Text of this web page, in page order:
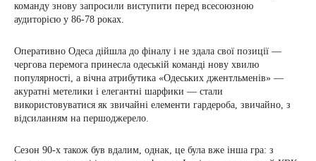
команду знову запросили виступити перед всесоюзною
аудиторією у 86-78 роках.
Оперативно Одеса дійшла до фіналу і не здала свої позиції —
чергова перемога принесла одеській команді нову хвилю
популярності, а вічна атрибутика «Одеських джентльменів» —
акуратні метелики і елегантні шарфики — стали
використовуватися як звичайні елементи гардероба, звичайно, з
відсиланням на першоджерело.
Сезон 90-х також був вдалим, однак, це була вже інша гра: з